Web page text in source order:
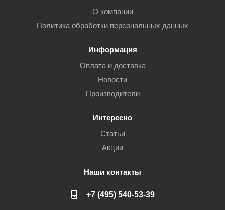
О компании
Политика обработки персональных данных
Информация
Оплата и доставка
Новости
Производители
Интересно
Статьи
Акции
Наши контакты
+7 (495) 540-53-39